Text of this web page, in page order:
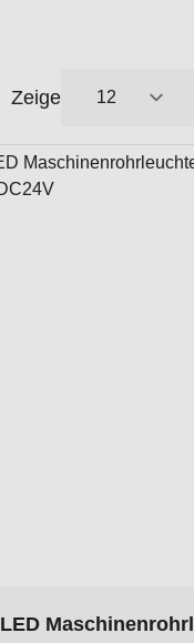
Zeige
pro Seite
LED